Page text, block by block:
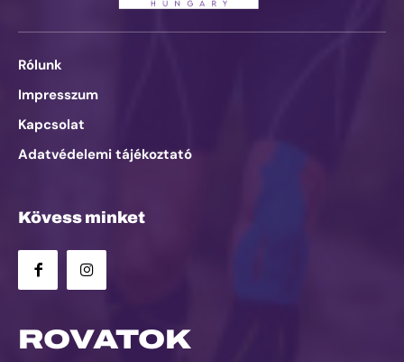
Rólunk
Impresszum
Kapcsolat
Adatvédelemi tájékoztató
Kövess minket
ROVATOK